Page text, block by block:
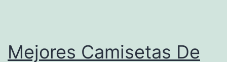
Mejores Camisetas De